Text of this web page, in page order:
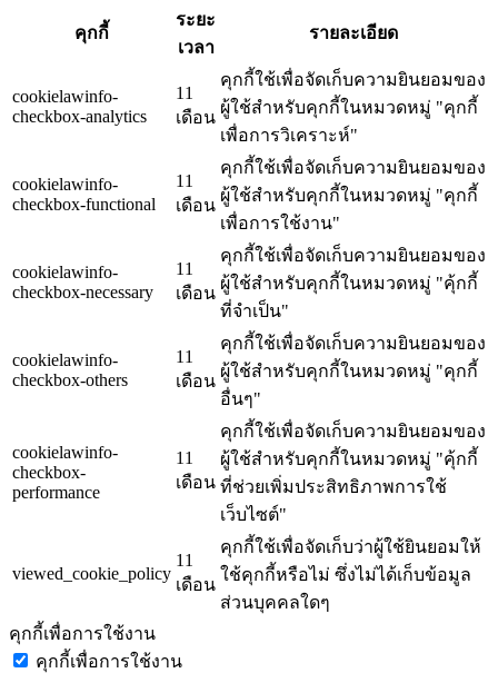
คุกกี้
ระยะ
เวลา
รายละเอียด
cookielawinfo-
checkbox-analytics
11
เดือน
คุกกี้ใช้เพื่อจัดเก็บความยินยอมของ
ผู้ใช้สำหรับคุกกี้ในหมวดหมู่ "คุกกี้
เพื่อการวิเคราะห์"
cookielawinfo-
checkbox-functional
11
เดือน
คุกกี้ใช้เพื่อจัดเก็บความยินยอมของ
ผู้ใช้สำหรับคุกกี้ในหมวดหมู่ "คุกกี้
เพื่อการใช้งาน"
cookielawinfo-
checkbox-necessary
11
เดือน
คุกกี้ใช้เพื่อจัดเก็บความยินยอมของ
ผู้ใช้สำหรับคุกกี้ในหมวดหมู่ "คุ้กกี้
ที่จำเป็น"
cookielawinfo-
checkbox-others
11
เดือน
คุกกี้ใช้เพื่อจัดเก็บความยินยอมของ
ผู้ใช้สำหรับคุกกี้ในหมวดหมู่ "คุกกี้
อื่นๆ"
cookielawinfo-
checkbox-
performance
11
เดือน
คุกกี้ใช้เพื่อจัดเก็บความยินยอมของ
ผู้ใช้สำหรับคุกกี้ในหมวดหมู่ "คุ้กกี้
ที่ช่วยเพิ่มประสิทธิภาพการใช้
เว็บไซต์"
viewed_cookie_policy
11
เดือน
คุกกี้ใช้เพื่อจัดเก็บว่าผู้ใช้ยินยอมให้
ใช้คุกกี้หรือไม่ ซึ่งไม่ได้เก็บข้อมูล
ส่วนบุคคลใดๆ
คุกกี้เพื่อการใช้งาน
คุกกี้เพื่อการใช้งาน